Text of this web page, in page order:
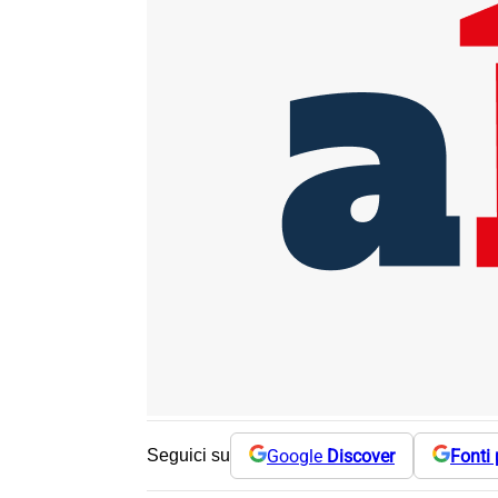
Seguici su Google Discover Fonti